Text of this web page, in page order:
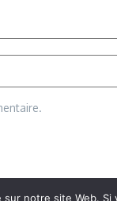
notre site Web.